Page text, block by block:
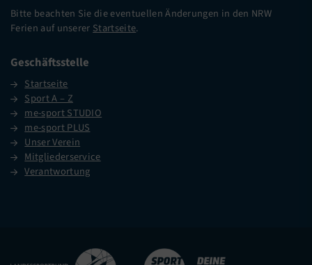
Bitte beachten Sie die eventuellen Änderungen in den NRW
Ferien auf unserer Startseite.
Geschäftsstelle
Startseite
Sport A – Z
me-sport STUDIO
me-sport PLUS
Unser Verein
Mitgliederservice
Verantwortung